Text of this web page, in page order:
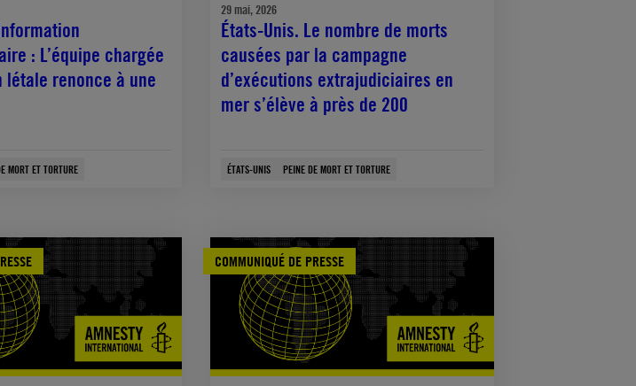
: L’équipe chargée
létale renonce à une
MORT ET TORTURE
29 mai, 2026
États-Unis. Le nombre de morts
causées par la campagne
d’exécutions extrajudiciaires en
mer s’élève à près de 200
ÉTATS-UNIS PEINE DE MORT ET TORTURE
COMMUNIQUÉ DE PRESSE